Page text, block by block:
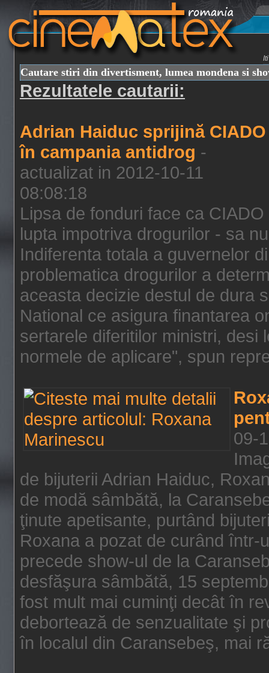
Cautare stiri din divertisment, lumea mondena si
Rezultatele cautarii:
Adrian Haiduc sprijină CIADO
în campania antidrog -
actualizat in 2012-10-11
08:08:18
Lipsa de fonduri face ca
lupta impotriva drogurilor - sa
Indiferenta totala a guvernelor
problematica drogurilor a
aceasta decizie destul de dura
National ce asigura finantarea
sertarele diferitilor ministri, desi
normele de aplicare", spun
09-
de bijuterii Adrian Haiduc,
de modă sâmbătă, la
ţinute apetisante, purtând
Roxana a pozat de curând
precede show-ul de la
desfăşura sâmbătă, 15
fost mult mai cuminţi decât în
debortează de senzualitate şi
în localul din Caransebeş, mai